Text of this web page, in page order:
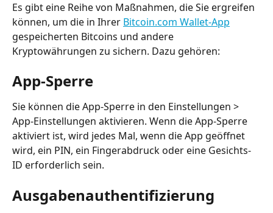
Es gibt eine Reihe von Maßnahmen, die Sie ergreifen
können, um die in Ihrer Bitcoin.com Wallet-App
gespeicherten Bitcoins und andere
Kryptowährungen zu sichern. Dazu gehören:
App-Sperre
Sie können die App-Sperre in den Einstellungen >
App-Einstellungen aktivieren. Wenn die App-Sperre
aktiviert ist, wird jedes Mal, wenn die App geöffnet
wird, ein PIN, ein Fingerabdruck oder eine Gesichts-
ID erforderlich sein.
Ausgabenauthentifizierung